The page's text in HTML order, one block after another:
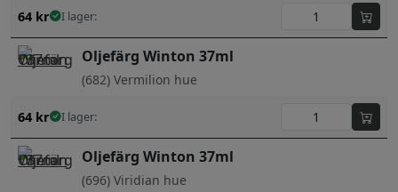
64 kr I lager:
Oljefärg Winton 37ml
(682) Vermilion hue
64 kr I lager:
Oljefärg Winton 37ml
(696) Viridian hue